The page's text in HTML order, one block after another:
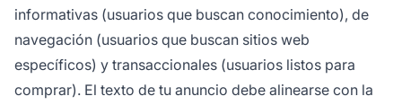
informativas (usuarios que buscan conocimiento), de
navegación (usuarios que buscan sitios web
específicos) y transaccionales (usuarios listos para
comprar). El texto de tu anuncio debe alinearse con la